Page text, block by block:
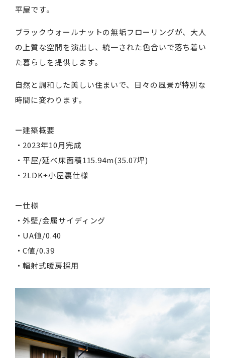
平屋です。
ブラックウォールナットの無垢フローリングが、大人
の上質な空間を演出し、統一された色合いで落ち着い
た暮らしを提供します。
自然と調和した美しい住まいで、日々の風景が特別な
時間に変わります。
ー建築概要
・2023年10月完成
・平屋/延べ床面積115.94m(35.07坪)
・2LDK+小屋裏仕様
ー仕様
・外壁/金属サイディング
・UA値/0.40
・C値/0.39
・輻射式暖房採用